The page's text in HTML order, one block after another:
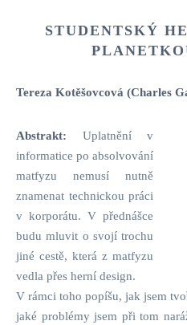
STUDENTSKÝ
Tereza Kotěšovcová (Charles
Abstrakt: Uplatnění v
informatice po absolvování
matfyzu nemusí nutně
znamenat technickou práci
v korporátu. V přednášce
budu mluvit o svojí trochu
jiné cestě, která z matfyzu
vedla přes herní design.
V rámci toho popíšu, jak jsem
jaké problémy jsem při tom